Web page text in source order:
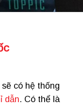
có hệ thống
dẫn. Có thể là